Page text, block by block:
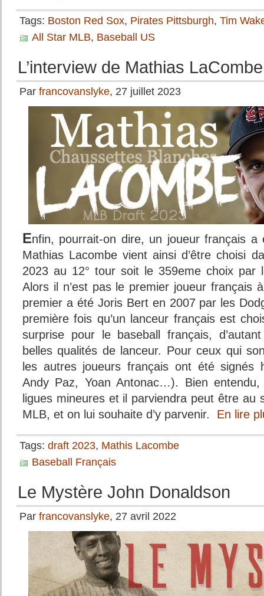
Tags: Boston Red Sox, Pirates Pittsburgh, Tim
All Star MLB, Baseball US
L’interview de Mathias
Par francovanslyke, 27 juillet 2023
Enfin, pourrait-on dire, un joueur français
Mathias Lacombe vient ainsi d’être choisi
2023 au 12° tour soit le 359eme choix par
Alors il n’est pas le premier joueur français
premier a été Joris Bert en 2007 par les
première fois qu’un lanceur français est
surprise pour le baseball français,
belles qualités de lanceur. Pour ceux qui
les autres joueurs français ont été signés
Andy Paz, Yoan Antonac…). Bien
ligues mineures et il parviendra peut être au
MLB, et on lui souhaite d’y parvenir. En lire
Tags: draft 2023, Mathis Lacombe
Baseball Français
Le Mystère John Donaldson
Par francovanslyke, 27 avril 2022